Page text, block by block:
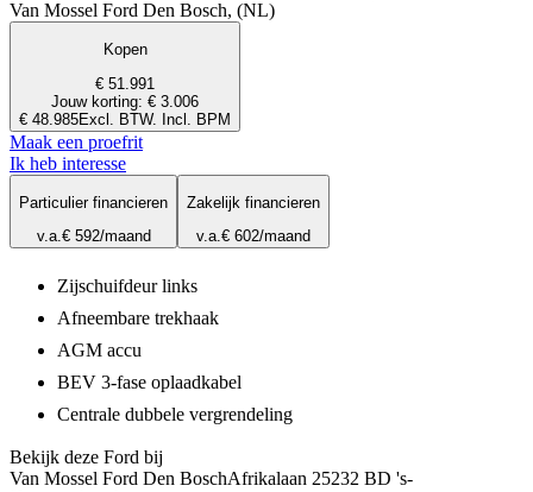
Van Mossel Ford Den Bosch, (NL)
Kopen
€ 51.991
Jouw korting: € 3.006
€ 48.985Excl. BTW. Incl. BPM
Maak een proefrit
Ik heb interesse
Particulier financieren
v.a.€ 592/maand
Zakelijk financieren
v.a.€ 602/maand
Zijschuifdeur links
Afneembare trekhaak
AGM accu
BEV 3-fase oplaadkabel
Centrale dubbele vergrendeling
Bekijk deze Ford bij
Van Mossel Ford Den BoschAfrikalaan 25232 BD 's-